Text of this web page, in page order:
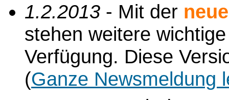
1.2.2013 - Mit der
stehen weitere
Verfügung. Diese
(Ganze Newsmeldung